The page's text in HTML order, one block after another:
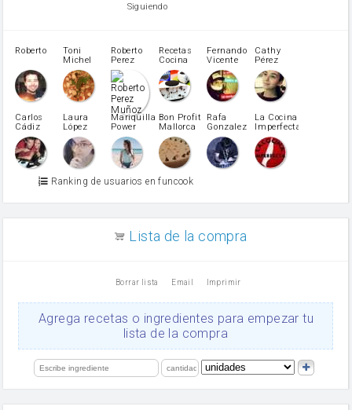
Opcional: Azúcar avainillado
patatas
pimiento rojo
Pimentón
pimiento verde
miel
vino blanco
Azúcar glass
Azúcar moreno
Zumo de limón
arroz
Ajos
orégano
limón
Siguiendo
Roberto
Toni
Michel
Caubet
Roberto
Perez
Muñoz
Recetas
Cocina
Fernando
Vicente
Cathy
Pérez
Carlos
Cádiz
Laura
López
Martínez
Mariquilla
Power
Bon Profit
Mallorca
Rafa
Gonzalez
La Cocina
Imperfecta
Ranking de usuarios en funcook
Lista de la compra
Borrar lista Email Imprimir
Agrega recetas o ingredientes para empezar tu
lista de la compra